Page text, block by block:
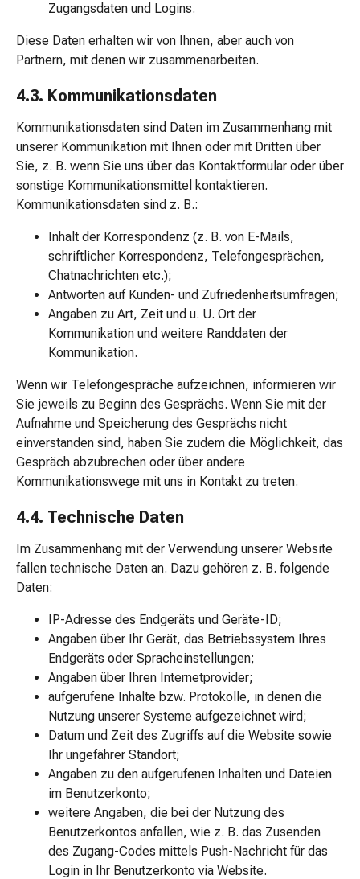
Stress
&
Schlaf
Stimmungsschwankungen
Rhonchopathie
(Schnarchen)
Atemwege
Nasenmittel
Atmungstraktbeschwerden
Infektionen
Windpocken
Stoffwechsel
Osteoporose
Immunsuppressiva
Insektenschutz
und
-
mittel
Mücken-
&
Zeckenschutz
Zeckenpinzette
Anti-
Rezeptpflichtige
Rezeptpflichtige
Arzneimittel
Menstruation
Wechseljahre
Scheideninfektion
Vaginalgesundheit
Vitamine
&
Mineralstoffe
Vitamine
Mineralstoffe
Kombipräparate
Zahn-
&
Mundgesundheit
Kariesprophylaxe
Zugangsdaten und Logins.
Diese Daten erhalten wir von Ihnen, aber auch von
Partnern, mit denen wir zusammenarbeiten.
4.3. Kommunikationsdaten
Kommunikationsdaten sind Daten im Zusammenhang mit
unserer Kommunikation mit Ihnen oder mit Dritten über
Sie, z. B. wenn Sie uns über das Kontaktformular oder über
sonstige Kommunikationsmittel kontaktieren.
Kommunikationsdaten sind z. B.:
Inhalt der Korrespondenz (z. B. von E-Mails,
schriftlicher Korrespondenz, Telefongesprächen,
Chatnachrichten etc.);
Antworten auf Kunden- und Zufriedenheitsumfragen;
Angaben zu Art, Zeit und u. U. Ort der
Kommunikation und weitere Randdaten der
Kommunikation.
Wenn wir Telefongespräche aufzeichnen, informieren wir
Sie jeweils zu Beginn des Gesprächs. Wenn Sie mit der
Aufnahme und Speicherung des Gesprächs nicht
einverstanden sind, haben Sie zudem die Möglichkeit, das
Gespräch abzubrechen oder über andere
Kommunikationswege mit uns in Kontakt zu treten.
4.4. Technische Daten
Im Zusammenhang mit der Verwendung unserer Website
fallen technische Daten an. Dazu gehören z. B. folgende
Daten:
IP-Adresse des Endgeräts und Geräte-ID;
Angaben über Ihr Gerät, das Betriebssystem Ihres
Endgeräts oder Spracheinstellungen;
Angaben über Ihren Internetprovider;
aufgerufene Inhalte bzw. Protokolle, in denen die
Nutzung unserer Systeme aufgezeichnet wird;
Datum und Zeit des Zugriffs auf die Website sowie
Ihr ungefährer Standort;
Angaben zu den aufgerufenen Inhalten und Dateien
im Benutzerkonto;
weitere Angaben, die bei der Nutzung des
Benutzerkontos anfallen, wie z. B. das Zusenden
des Zugang-Codes mittels Push-Nachricht für das
Login in Ihr Benutzerkonto via Website.